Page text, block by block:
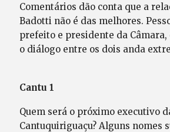
Comentários dão conta que a
Badotti não é das melhores.
prefeito e presidente da
o diálogo entre os dois anda
Cantu 1
Quem será o próximo executivo
Cantuquiriguaçu? Alguns nomes